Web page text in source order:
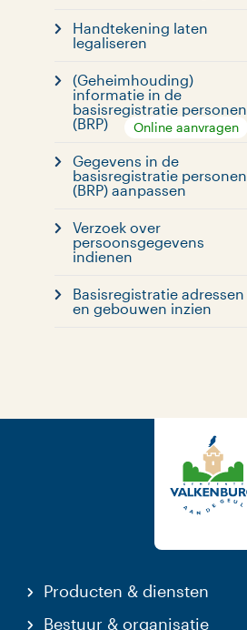
Handtekening laten
legaliseren
(Geheimhouding)
informatie in de
basisregistratie personen
(BRP)
Online aanvragen
Gegevens in de
basisregistratie personen
(BRP) aanpassen
Verzoek over
persoonsgegevens
indienen
Basisregistratie adressen
en gebouwen inzien
Producten & diensten
Bestuur & organisatie